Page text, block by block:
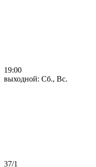
19:00
выходной: Сб., Вс.
37/1